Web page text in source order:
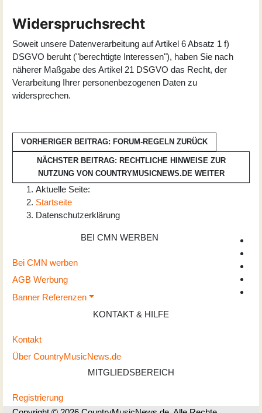
Widerspruchsrecht
Soweit unsere Datenverarbeitung auf Artikel 6 Absatz 1 f)
DSGVO beruht ("berechtigte Interessen"), haben Sie nach
näherer Maßgabe des Artikel 21 DSGVO das Recht, der
Verarbeitung Ihrer personenbezogenen Daten zu
widersprechen.
VORHERIGER BEITRAG: FORUM-REGELN ZURÜCK
NÄCHSTER BEITRAG: RECHTLICHE HINWEISE ZUR
NUTZUNG VON COUNTRYMUSICNEWS.DE WEITER
Aktuelle Seite:
Startseite
Datenschutzerklärung
BEI CMN WERBEN
Bei CMN werben
AGB Werbung
Banner Referenzen
KONTAKT & HILFE
Kontakt
Über CountryMusicNews.de
MITGLIEDSBEREICH
Registrierung